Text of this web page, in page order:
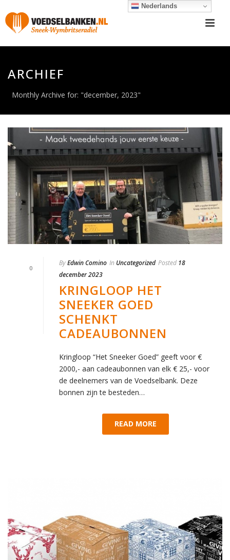
ARCHIEF
Monthly Archive for: "december, 2023"
0
ByEdwin Comino In Uncategorized Posted 18
december 2023
KRINGLOOP HET
SNEEKER GOED
SCHENKT
CADEAUBONNEN
Kringloop “Het Sneeker Goed” geeft voor €
2000,- aan cadeaubonnen van elk € 25,- voor
de deelnemers van de Voedselbank. Deze
bonnen zijn te besteden…
READ MORE
Nederlands